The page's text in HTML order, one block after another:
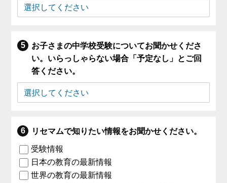
お子さまの中学校受験についてお聞かせくださ
い。いらっしゃらない場合「予定なし」とご回
答ください。
リセマムで知りたい情報をお聞かせください。
受験情報
日本の教育の最新情報
世界の教育の最新情報